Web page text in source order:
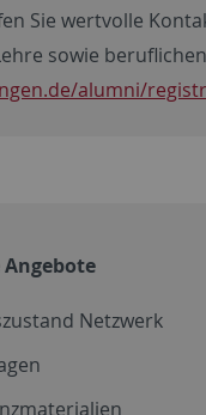
Sie wertvolle
sowie
alumni/
Netzwerk